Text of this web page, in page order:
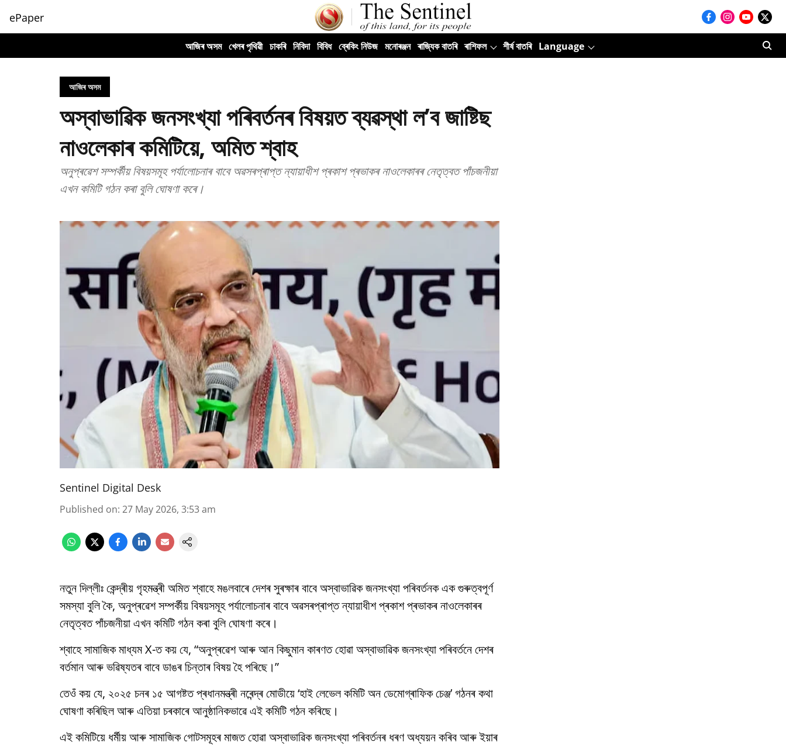
ePaper
আজিৰ অসম খেলৰ পৃথিৱী চাকৰি নিবিদা বিবিধ ব্ৰেকিং নিউজ মনোৰঞ্জন ৰাজ্যিক বাতৰি ৰাশিফল শীৰ্ষ বাতৰি Language
আজিৰ অসম
অস্বাভাৱিক জনসংখ্যা পৰিবর্তনৰ বিষয়ত ব্যৱস্থা ল’ব জাষ্টিছ
নাওলেকাৰ কমিটিয়ে, অমিত শ্বাহ
অনুপ্ৰৱেশ সম্পৰ্কীয় বিষয়সমূহ পৰ্যালোচনাৰ বাবে অৱসৰপ্ৰাপ্ত ন্যায়াধীশ প্ৰকাশ প্ৰভাকৰ নাওলেকাৰৰ নেতৃত্বত পাঁচজনীয়া
এখন কমিটি গঠন কৰা বুলি ঘোষণা কৰে।
Sentinel Digital Desk
Published on: 27 May 2026, 3:53 am
নতুন দিল্লীঃ কেন্দ্ৰীয় গৃহমন্ত্ৰী অমিত শ্বাহে মঙলবাৰে দেশৰ সুৰক্ষাৰ বাবে অস্বাভাৱিক জনসংখ্যা পৰিবর্তনক এক গুৰুত্বপূর্ণ
সমস্যা বুলি কৈ, অনুপ্ৰৱেশ সম্পৰ্কীয় বিষয়সমূহ পৰ্যালোচনাৰ বাবে অৱসৰপ্ৰাপ্ত ন্যায়াধীশ প্ৰকাশ প্ৰভাকৰ নাওলেকাৰৰ
নেতৃত্বত পাঁচজনীয়া এখন কমিটি গঠন কৰা বুলি ঘোষণা কৰে।
শ্বাহে সামাজিক মাধ্যম X-ত কয় যে, “অনুপ্ৰৱেশ আৰু আন কিছুমান কাৰণত হোৱা অস্বাভাৱিক জনসংখ্যা পৰিবর্তনে দেশৰ
বৰ্তমান আৰু ভৱিষ্যতৰ বাবে ডাঙৰ চিন্তাৰ বিষয় হৈ পৰিছে।”
তেওঁ কয় যে, ২০২৫ চনৰ ১৫ আগষ্টত প্ৰধানমন্ত্ৰী নৰেন্দ্ৰ মোডীয়ে ‘হাই লেভেল কমিটি অন ডেমোগ্ৰাফিক চেঞ্জ’ গঠনৰ কথা
ঘোষণা কৰিছিল আৰু এতিয়া চৰকাৰে আনুষ্ঠানিকভাৱে এই কমিটি গঠন কৰিছে।
এই কমিটিয়ে ধৰ্মীয় আৰু সামাজিক গোটসমূহৰ মাজত হোৱা অস্বাভাৱিক জনসংখ্যা পৰিবর্তনৰ ধৰণ অধ্যয়ন কৰিব আৰু ইয়াৰ